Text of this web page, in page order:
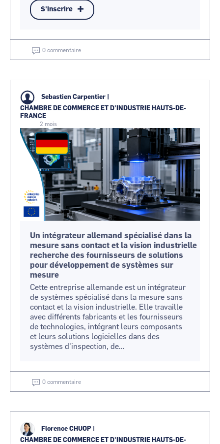
S'inscrire
0 commentaire
Sebastien Carpentier
CHAMBRE DE COMMERCE ET D'INDUSTRIE HAUTS-DE-
FRANCE
2 mois
Image
Un intégrateur allemand spécialisé dans la
mesure sans contact et la vision industrielle
recherche des fournisseurs de solutions
pour développement de systèmes sur
mesure
Cette entreprise allemande est un intégrateur
de systèmes spécialisé dans la mesure sans
contact et la vision industrielle. Elle travaille
avec différents fabricants et les fournisseurs
de technologies, intégrant leurs composants
et leurs solutions logicielles dans des
systèmes d'inspection, de...
0 commentaire
Florence CHUOP
CHAMBRE DE COMMERCE ET D'INDUSTRIE HAUTS-DE-